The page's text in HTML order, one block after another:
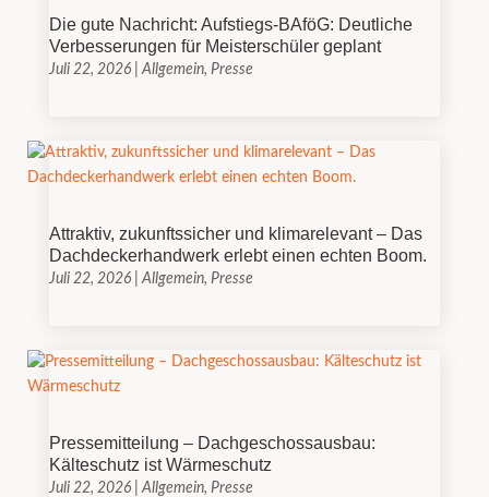
Die gute Nachricht: Aufstiegs-BAföG: Deutliche
Verbesserungen für Meisterschüler geplant
Juli 22, 2026|Allgemein, Presse
Attraktiv, zukunftssicher und klimarelevant – Das
Dachdeckerhandwerk erlebt einen echten Boom.
Juli 22, 2026|Allgemein, Presse
Pressemitteilung – Dachgeschossausbau:
Kälteschutz ist Wärmeschutz
Juli 22, 2026|Allgemein, Presse